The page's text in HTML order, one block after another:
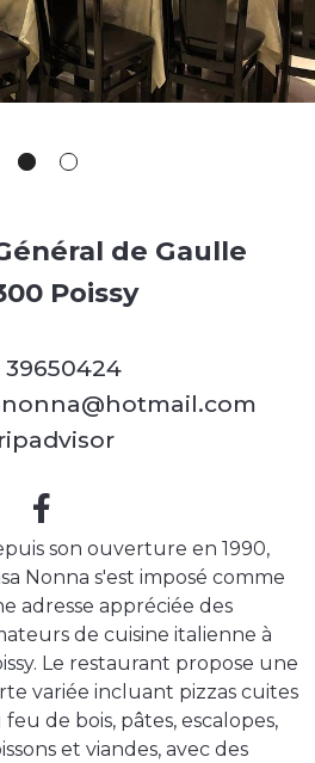
de Gaulle
Poissy
39650424
nonna@hotmail.com
son ouverture en 1990,
Nonna s'est imposé comme
adresse appréciée des
de cuisine italienne à
Le restaurant propose une
variée incluant pizzas cuites
feu de bois, pâtes, escalopes,
et viandes, avec des